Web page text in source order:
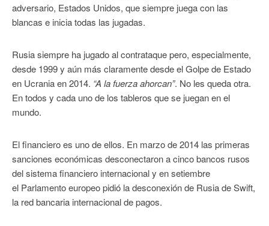
adversario, Estados Unidos, que siempre juega con las
blancas e inicia todas las jugadas.
Rusia siempre ha jugado al contrataque pero, especialmente,
desde 1999 y aún más claramente desde el Golpe de Estado
en Ucrania en 2014. “A la fuerza ahorcan”. No les queda otra.
En todos y cada uno de los tableros que se juegan en el
mundo.
El financiero es uno de ellos. En marzo de 2014 las primeras
sanciones económicas desconectaron a cinco bancos rusos
del sistema financiero internacional y en setiembre
el Parlamento europeo pidió la desconexión de Rusia de Swift,
la red bancaria internacional de pagos.